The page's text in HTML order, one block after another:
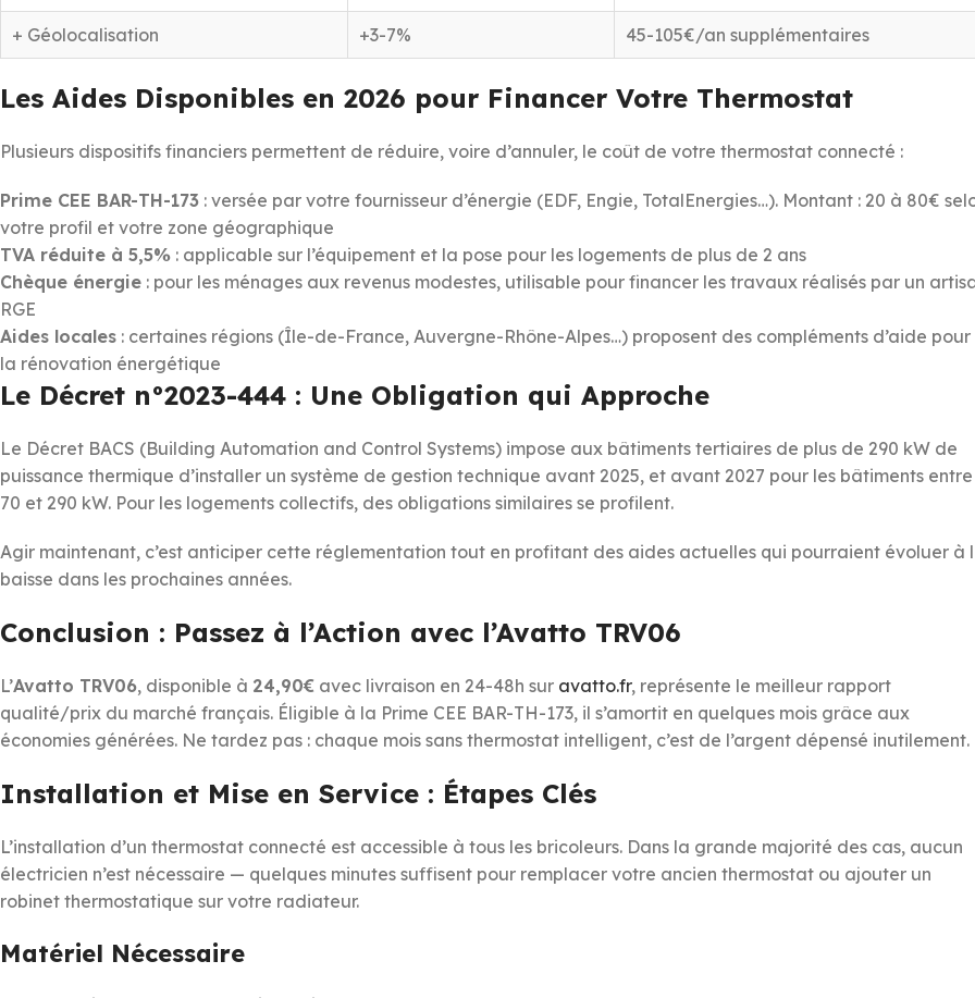
+ Géolocalisation +3-7% 45-105€/an supplémentaires
Les Aides Disponibles en 2026 pour Financer Votre Thermostat
Plusieurs dispositifs financiers permettent de réduire, voire d’annuler, le coût de votre thermostat connecté :
Prime CEE BAR-TH-173 : versée par votre fournisseur d’énergie (EDF, Engie, TotalEnergies…). Montant : 20 à 80€
votre profil et votre zone géographique
TVA réduite à 5,5% : applicable sur l’équipement et la pose pour les logements de plus de 2 ans
Chèque énergie : pour les ménages aux revenus modestes, utilisable pour financer les travaux réalisés par un
RGE
Aides locales : certaines régions (Île-de-France, Auvergne-Rhône-Alpes…) proposent des compléments d’aide pour
la rénovation énergétique
Le Décret n°2023-444 : Une Obligation qui Approche
Le Décret BACS (Building Automation and Control Systems) impose aux bâtiments tertiaires de plus de 290 kW de
puissance thermique d’installer un système de gestion technique avant 2025, et avant 2027 pour les bâtiments entre
70 et 290 kW. Pour les logements collectifs, des obligations similaires se profilent.
Agir maintenant, c’est anticiper cette réglementation tout en profitant des aides actuelles qui pourraient évoluer à
baisse dans les prochaines années.
Conclusion : Passez à l’Action avec l’Avatto TRV06
L’Avatto TRV06, disponible à 24,90€ avec livraison en 24-48h sur avatto.fr, représente le meilleur rapport
qualité/prix du marché français. Éligible à la Prime CEE BAR-TH-173, il s’amortit en quelques mois grâce aux
économies générées. Ne tardez pas : chaque mois sans thermostat intelligent, c’est de l’argent dépensé inutilement.
Installation et Mise en Service : Étapes Clés
L’installation d’un thermostat connecté est accessible à tous les bricoleurs. Dans la grande majorité des cas, aucun
électricien n’est nécessaire — quelques minutes suffisent pour remplacer votre ancien thermostat ou ajouter un
robinet thermostatique sur votre radiateur.
Matériel Nécessaire